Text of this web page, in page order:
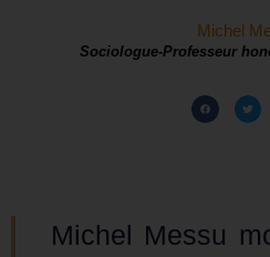
Michel
Sociologue-Professeur
Michel Messu